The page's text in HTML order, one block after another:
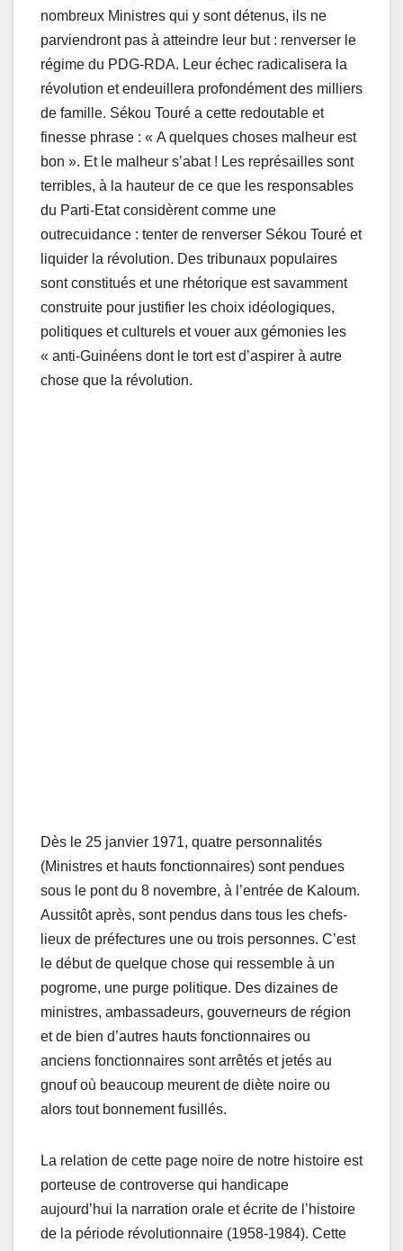
nombreux Ministres qui y sont détenus, ils ne
parviendront pas à atteindre leur but : renverser le
régime du PDG-RDA. Leur échec radicalisera la
révolution et endeuillera profondément des milliers
de famille. Sékou Touré a cette redoutable et
finesse phrase : « A quelques choses malheur est
bon ». Et le malheur s’abat ! Les représailles sont
terribles, à la hauteur de ce que les responsables
du Parti-Etat considèrent comme une
outrecuidance : tenter de renverser Sékou Touré et
liquider la révolution. Des tribunaux populaires
sont constitués et une rhétorique est savamment
construite pour justifier les choix idéologiques,
politiques et culturels et vouer aux gémonies les
« anti-Guinéens dont le tort est d’aspirer à autre
chose que la révolution.
Dès le 25 janvier 1971, quatre personnalités
(Ministres et hauts fonctionnaires) sont pendues
sous le pont du 8 novembre, à l’entrée de Kaloum.
Aussitôt après, sont pendus dans tous les chefs-
lieux de préfectures une ou trois personnes. C’est
le début de quelque chose qui ressemble à un
pogrome, une purge politique. Des dizaines de
ministres, ambassadeurs, gouverneurs de région
et de bien d’autres hauts fonctionnaires ou
anciens fonctionnaires sont arrêtés et jetés au
gnouf où beaucoup meurent de diète noire ou
alors tout bonnement fusillés.
La relation de cette page noire de notre histoire est
porteuse de controverse qui handicape
aujourd’hui la narration orale et écrite de l’histoire
de la période révolutionnaire (1958-1984). Cette